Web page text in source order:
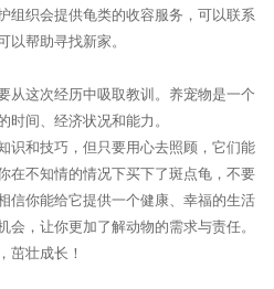
组织会提供龟类的收容服务，可以联系
以帮助寻找新家。
从这次经历中吸取教训。养宠物是一个
时间、经济状况和能力。
识和技巧，但只要用心去照顾，它们能
在不知情的情况下买下了斑点龟，不要
信你能给它提供一个健康、幸福的生活
，让你更加了解动物的需求与责任。
茁壮成长！